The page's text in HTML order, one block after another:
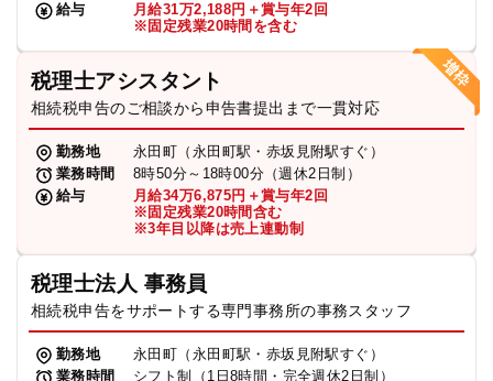
給与
月給31万2,188円＋賞与年2回
※固定残業20時間を含む
税理士アシスタント
相続税申告のご相談から申告書提出まで一貫対応
勤務地
永田町（永田町駅・赤坂見附駅すぐ）
業務時間
8時50分～18時00分（週休2日制）
給与
月給34万6,875円＋賞与年2回
※固定残業20時間含む
※3年目以降は売上連動制
税理士法人 事務員
相続税申告をサポートする専門事務所の事務スタッフ
勤務地
永田町（永田町駅・赤坂見附駅すぐ）
業務時間
シフト制（1日8時間・完全週休2日制）